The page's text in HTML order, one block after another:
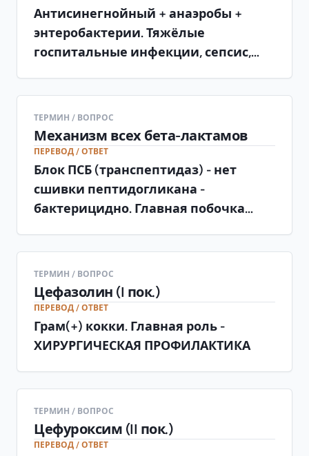
Антисинегнойный + анаэробы +
энтеробактерии. Тяжёлые
госпитальные инфекции, сепсис,
ТЕРМИН / ВОПРОС
Механизм всех бета-лактамов
ПЕРЕВОД / ОТВЕТ
Блок ПСБ (транспептидаз) - нет
сшивки пептидогликана -
бактерицидно. Главная побочка
ТЕРМИН / ВОПРОС
Цефазолин (I пок.)
ПЕРЕВОД / ОТВЕТ
Грам(+) кокки. Главная роль -
ХИРУРГИЧЕСКАЯ ПРОФИЛАКТИКА
ТЕРМИН / ВОПРОС
Цефуроксим (II пок.)
ПЕРЕВОД / ОТВЕТ